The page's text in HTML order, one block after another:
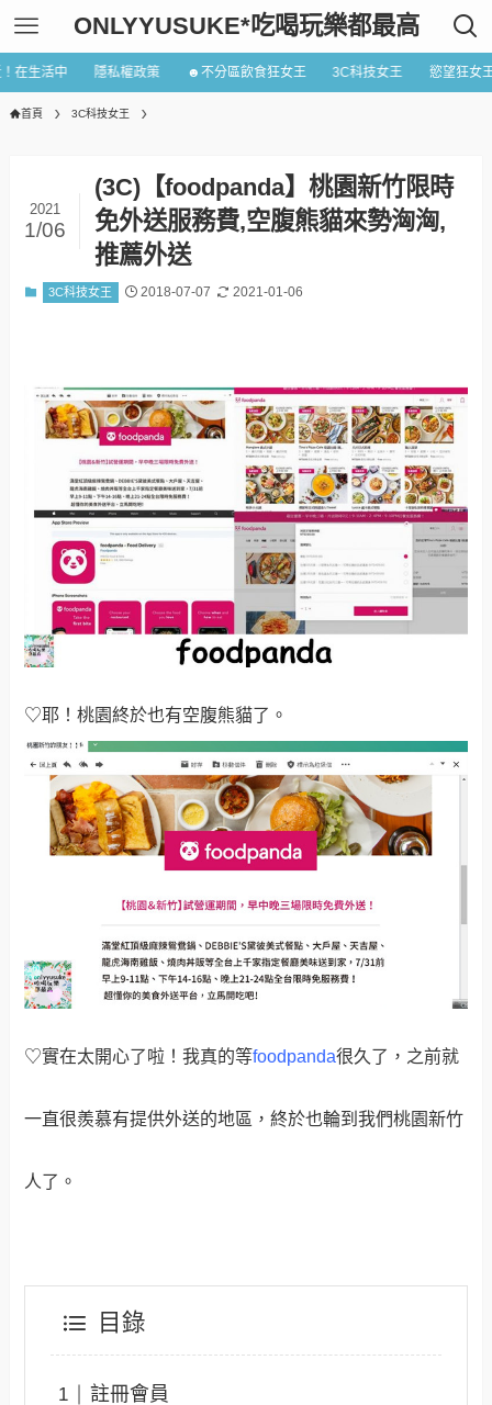
ONLYYUSUKE*吃喝玩樂都最高
在生活中 隱私權政策 ☻不分區飲食狂女王 3C科技女王 慾望狂女
首頁 3C科技女王
(3C)【foodpanda】桃園新竹限時
免外送服務費,空腹熊貓來勢洶洶,
推薦外送
2021
1/06
3C科技女王 2018-07-07 2021-01-06
♡耶！桃園終於也有空腹熊貓了。
♡實在太開心了啦！我真的等foodpanda很久了，之前就
一直很羨慕有提供外送的地區，終於也輪到我們桃園新竹
人了 。
目錄
註冊會員